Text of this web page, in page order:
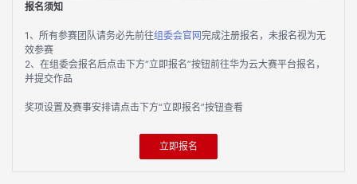
报名须知
1、所有参赛团队请务必先前往组委会官网完成注册报名，未报名视为无
效参赛
2、在组委会报名后点击下方“立即报名”按钮前往华为云大赛平台报名，
并提交作品
奖项设置及赛事安排请点击下方“立即报名”按钮查看
立即报名